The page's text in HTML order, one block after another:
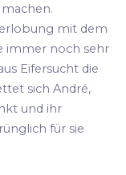
mit dem
immer noch sehr
Eifersucht die
sich André,
und ihr
für sie